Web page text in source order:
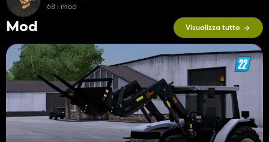
Mod Visualizza tutto
68 i mod